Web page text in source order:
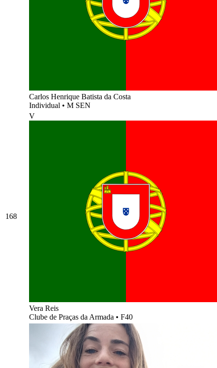
Carlos Henrique Batista da Costa
Individual • M SEN
168
V
Vera Reis
Clube de Praças da Armada • F40